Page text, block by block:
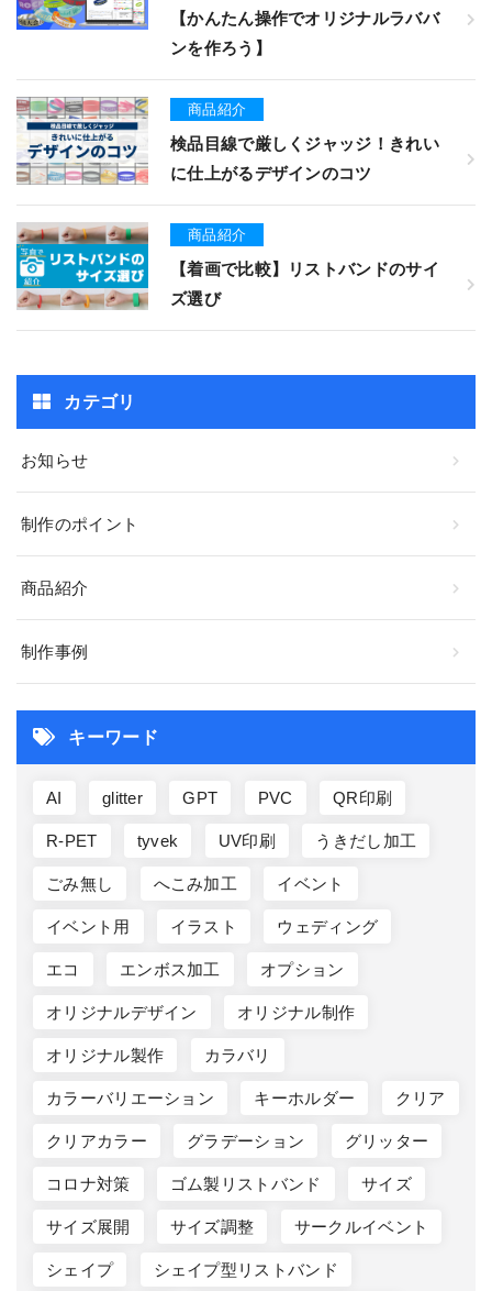
【かんたん操作でオリジナルラババ
ンを作ろう】
商品紹介
検品目線で厳しくジャッジ！きれい
に仕上がるデザインのコツ
商品紹介
【着画で比較】リストバンドのサイ
ズ選び
カテゴリ
お知らせ
制作のポイント
商品紹介
制作事例
キーワード
AI glitter GPT PVC QR印刷
R-PET tyvek UV印刷 うきだし加工
ごみ無し へこみ加工 イベント
イベント用 イラスト ウェディング
エコ エンボス加工 オプション
オリジナルデザイン オリジナル制作
オリジナル製作 カラバリ
カラーバリエーション キーホルダー クリア
クリアカラー グラデーション グリッター
コロナ対策 ゴム製リストバンド サイズ
サイズ展開 サイズ調整 サークルイベント
シェイプ シェイプ型リストバンド